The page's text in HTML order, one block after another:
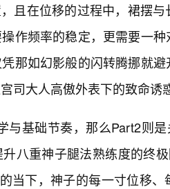
且在位移的过程中，裙摆
作频率的稳定，更需要一
那如幻影般的闪转腾挪就
司大人高傲外表下的致命诱
与基础节奏，那么Part2则
八重神子腿法熟练度的终
当下，神子的每一寸位移